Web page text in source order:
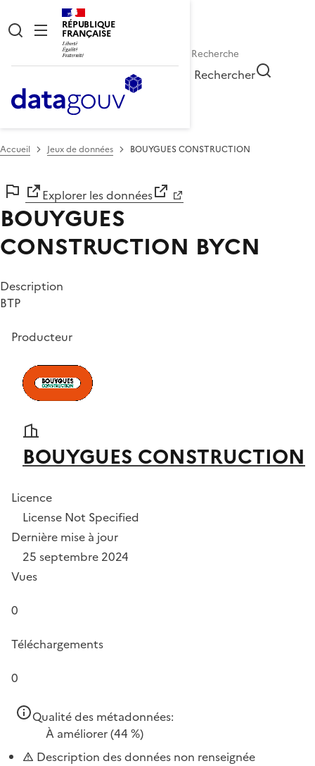
RÉPUBLIQUE
FRANÇAISE
Rechercher
Accueil Jeux de données BOUYGUES CONSTRUCTION
Explorer les données
BOUYGUES
CONSTRUCTION BYCN
Description
BTP
Producteur
BOUYGUES CONSTRUCTION
Licence
License Not Specified
Dernière mise à jour
25 septembre 2024
Vues
0
Téléchargements
0
Qualité des métadonnées:
À améliorer(44 %)
Description des données non renseignée